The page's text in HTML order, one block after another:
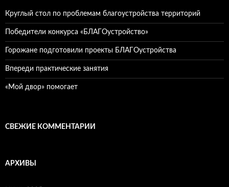
Круглый стол по проблемам благоустройства территорий
Победители конкурса «БЛАГОустройство»
Горожане подготовили проекты БЛАГОустройства
Впереди практические занятия
«Мой двор» помогает
СВЕЖИЕ КОММЕНТАРИИ
АРХИВЫ